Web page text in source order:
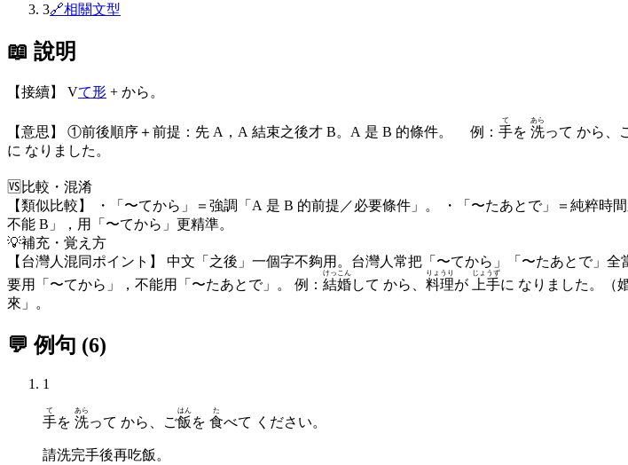
3🔗相關文型
📖 說明
【接續】 Vて形 + から。
【意思】 ①前後順序＋前提：先 A，A 結束之後才 B。A 是 B 的條件。 例： 手
て
を 洗
あら
って から、
に なりました。
🆚 比較・混淆
【類似比較】 ・「〜てから」＝強調「A 是 B 的前提／必要條件」。 ・「〜たあとで」＝純粹
不能 B」，用「〜てから」更精準。
💡補充・覚え方
【台灣人混同ポイント】 中文「之後」一個字不夠用。台灣人常把「〜てから」「〜たあとで
要用「〜てから」，不能用「〜たあとで」。 例： 結婚
けっこん
して から、 料理
りょうり
が 上手
じょうず
來」。
💬 例句 (6)
1
手
て
を 洗
あら
って から、ご飯
はん
を 食
た
べて ください。
請洗完手後再吃飯。